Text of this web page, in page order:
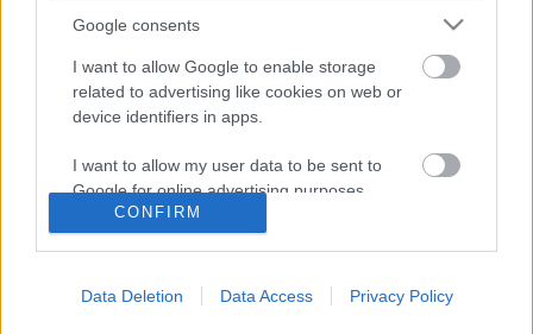
Google consents
I want to allow Google to enable storage
related to advertising like cookies on web or
device identifiers in apps.
I want to allow my user data to be sent to
Google for online advertising purposes.
I want to allow Google to send me
CONFIRM
Data Deletion Data Access Privacy Policy
A történet egyszerű: az egyik szomszéd agresszív állata
folyton kiszökik, rombol, fenyeget. A bejelentések után mégsem
történik semmi.
HORRORKECSKE TART RETTEGÉSBEN EGY
CSALÁDOT KŐSZEGEN
2020. szeptember. 21. 15:37
Nemrég egy vasvillával próbálták sakkban tartani a tyúkólba
betört, párosodni óhajtó Rambót.
BAK TÖRPEKECSKÉT VENNÉL?